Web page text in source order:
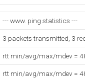
--- www. ping statistics ---
3 packets transmitted, 3
rtt min/avg/max/mdev =
rtt min/avg/max/mdev =